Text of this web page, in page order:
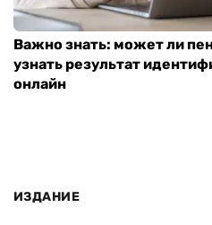
Важно знать: может ли
узнать результат
онлайн
ИЗДАНИЕ